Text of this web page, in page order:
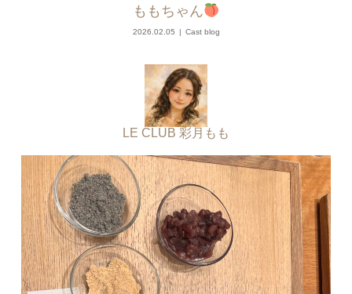
ももちゃん
2026.02.05 Cast blog
LE CLUB 彩月もも